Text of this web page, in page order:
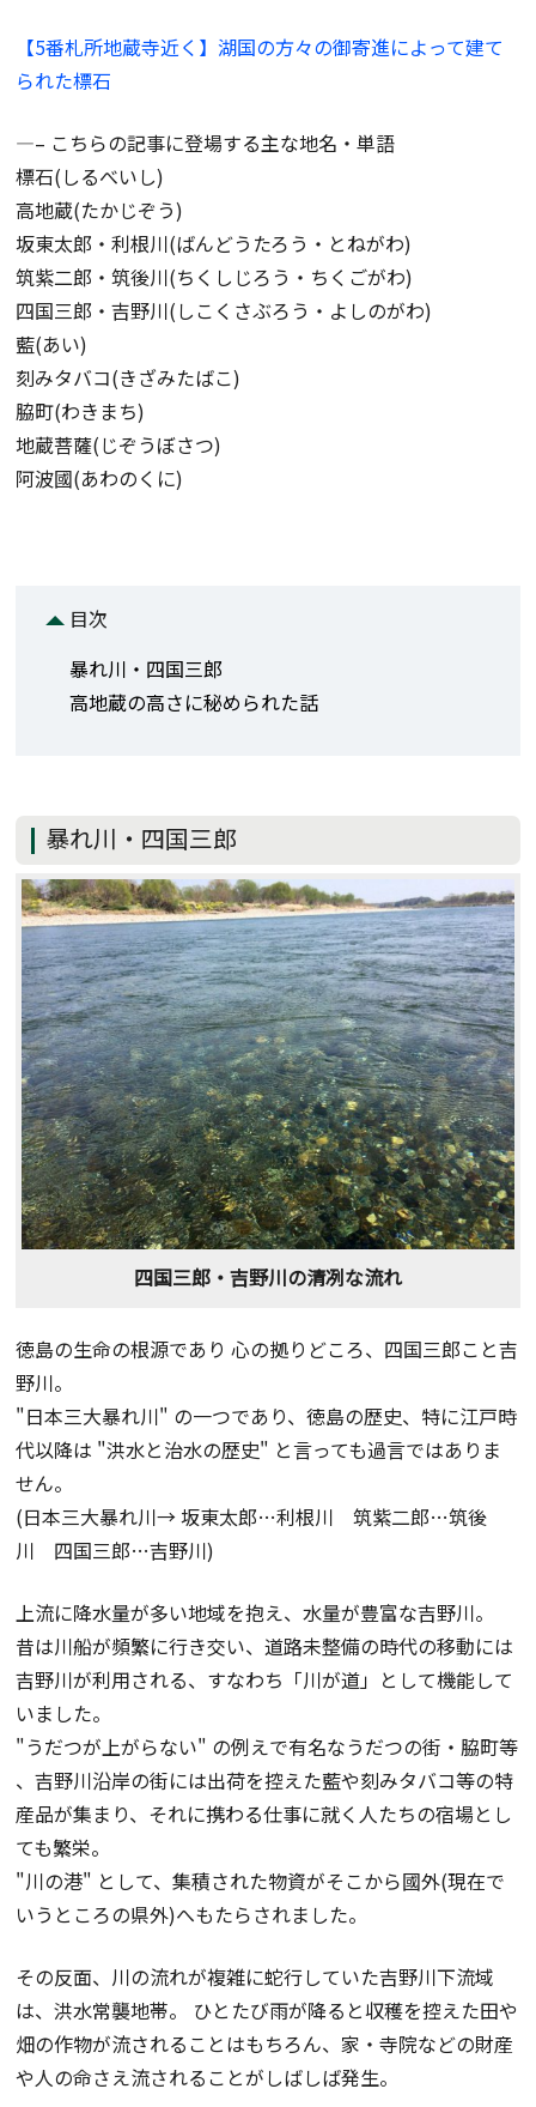
【5番札所地蔵寺近く】湖国の方々の御寄進によって建て
られた標石
—– こちらの記事に登場する主な地名・単語
標石(しるべいし)
高地蔵(たかじぞう)
坂東太郎・利根川(ばんどうたろう・とねがわ)
筑紫二郎・筑後川(ちくしじろう・ちくごがわ)
四国三郎・吉野川(しこくさぶろう・よしのがわ)
藍(あい)
刻みタバコ(きざみたばこ)
脇町(わきまち)
地蔵菩薩(じぞうぼさつ)
阿波國(あわのくに)
目次
暴れ川・四国三郎
高地蔵の高さに秘められた話
暴れ川・四国三郎
四国三郎・吉野川の清冽な流れ
徳島の生命の根源であり 心の拠りどころ、四国三郎こと吉
野川。
"日本三大暴れ川" の一つであり、徳島の歴史、特に江戸時
代以降は "洪水と治水の歴史" と言っても過言ではありま
せん。
(日本三大暴れ川→ 坂東太郎…利根川 筑紫二郎…筑後
川 四国三郎…吉野川)
上流に降水量が多い地域を抱え、水量が豊富な吉野川。
昔は川船が頻繁に行き交い、道路未整備の時代の移動には
吉野川が利用される、すなわち「川が道」として機能して
いました。
"うだつが上がらない" の例えで有名なうだつの街・脇町等
、吉野川沿岸の街には出荷を控えた藍や刻みタバコ等の特
産品が集まり、それに携わる仕事に就く人たちの宿場とし
ても繁栄。
"川の港" として、集積された物資がそこから國外(現在で
いうところの県外)へもたらされました。
その反面、川の流れが複雑に蛇行していた吉野川下流域
は、洪水常襲地帯。 ひとたび雨が降ると収穫を控えた田や
畑の作物が流されることはもちろん、家・寺院などの財産
や人の命さえ流されることがしばしば発生。